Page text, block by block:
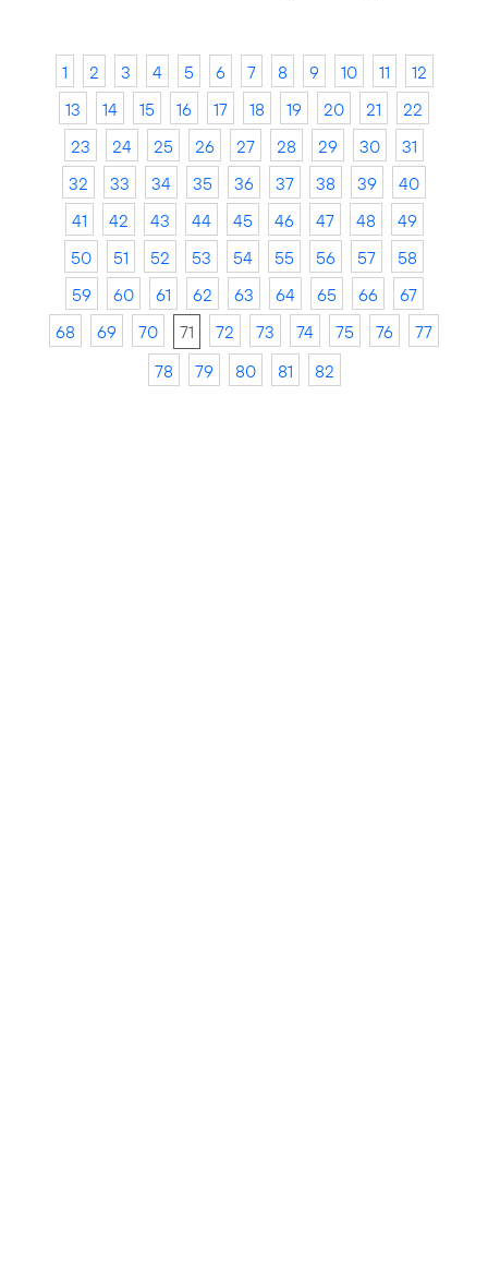
1 2 3 4 5 6 7 8 9 10 11
12
13
14 15 16 17 18 19 20 21
22
23
24 25 26 27 28 29 30
31
32
33 34 35 36 37 38 39
40
41
42 43 44 45 46 47 48
49
50
51 52 53 54 55 56 57
58
59
60 61 62 63 64 65 66
67
68
69 70 71 72 73 74 75 76
77
78
79 80 81 82